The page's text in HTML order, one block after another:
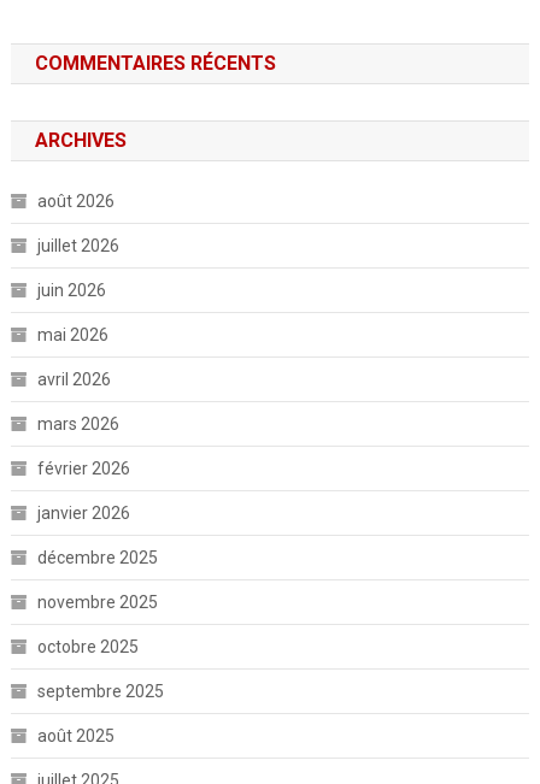
COMMENTAIRES RÉCENTS
ARCHIVES
août 2026
juillet 2026
juin 2026
mai 2026
avril 2026
mars 2026
février 2026
janvier 2026
décembre 2025
novembre 2025
octobre 2025
septembre 2025
août 2025
juillet 2025